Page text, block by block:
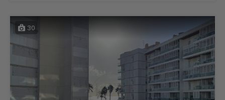
30